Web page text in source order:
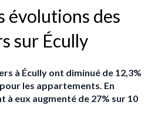
évolutions des
sur Écully
à Écully ont diminué de 12,3%
les appartements. En
à eux augmenté de 27% sur 10